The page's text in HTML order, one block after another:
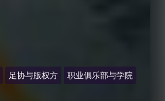
足协与版权方 职业俱乐部与学院